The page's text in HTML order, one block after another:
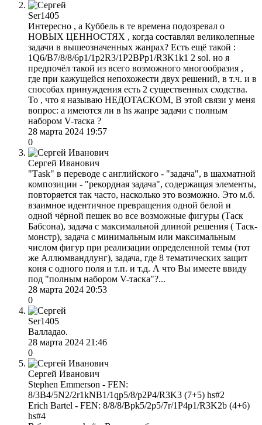
Ser1405
Интересно , а Куббель в те времена подозревал о
НОВЫХ ЦЕННОСТЯХ , когда составлял великолепные
задачи в вышеозначенных жанрах? Есть ещё такой :
1Q6/B7/8/8/6p1/1p2R3/1P2BPp1/R3K1k1 2 sol. но я
предпочёл такой из всего возможного многообразия ,
где при кажущейся непохожести двух решений, в т.ч. и в
способах принуждения есть 2 существенных сходства.
То , что я называю НЕДОТАСКОМ, В этой связи у меня
вопрос: а имеются ли в hs жанре задачи с полным
набором V-таска ?
28 марта 2024 19:57
0
Сергей Иванович
"Тask" в переводе с английского - "задача", в шахматной
композиции - "рекордная задача", содержащая элементы,
повторяется так часто, насколько это возможно. Это м.б.
взаимное идентичное превращения одной белой и
одной чёрной пешек во все возможные фигуры (Таск
Бабсона), задача с максимальной длиной решения ( Таск-
монстр), задача с минимальным или максимальным
числом фигур при реализации определенной темы (тот
же Аллюмвандлунг), задача, где 8 тематических защит
коня с одного поля и т.п. и т.д. А что Вы имеете ввиду
под "полным набором V-таска"?...
28 марта 2024 20:53
0
Ser1405
Валладао.
28 марта 2024 21:46
0
Сергей Иванович
Stephen Emmerson - FEN:
8/3B4/5N2/2r1kNB1/1qp5/8/p2P4/R3K3 (7+5) hs#2
Erich Bartel - FEN: 8/8/8/Bpk5/2p5/7r/1P4p1/R3K2b (4+6)
hs#4